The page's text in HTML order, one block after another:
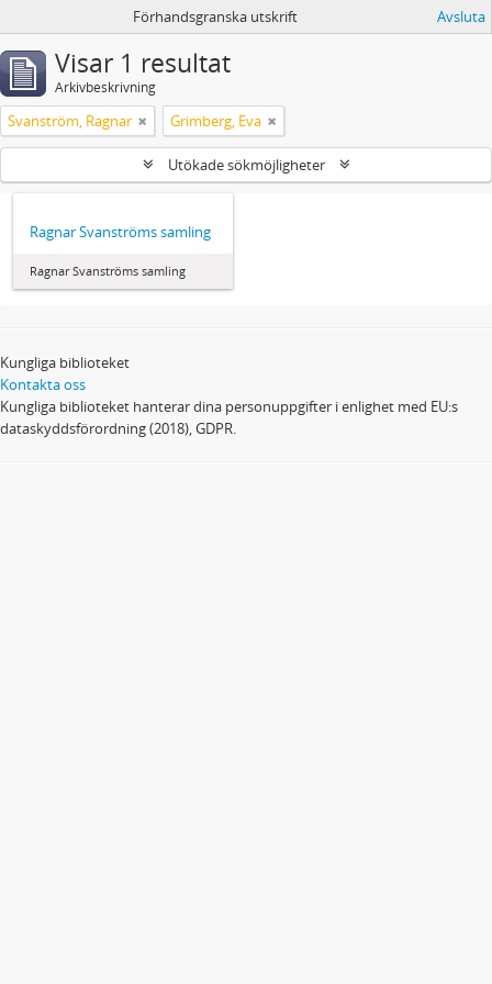
Förhandsgranska utskrift Avsluta
Visar 1 resultat
Arkivbeskrivning
Svanström, Ragnar Grimberg, Eva
Utökade sökmöjligheter
Ragnar Svanströms samling
Ragnar Svanströms samling
Kungliga biblioteket
Kontakta oss
Kungliga biblioteket hanterar dina personuppgifter i enlighet med EU:s
dataskyddsförordning (2018), GDPR.